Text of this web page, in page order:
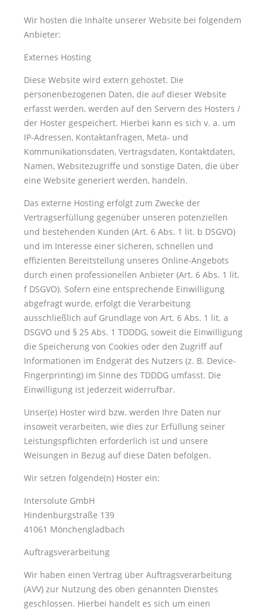
Wir hosten die Inhalte unserer Website bei folgendem
Anbieter:
Externes Hosting
Diese Website wird extern gehostet. Die
personenbezogenen Daten, die auf dieser Website
erfasst werden, werden auf den Servern des Hosters /
der Hoster gespeichert. Hierbei kann es sich v. a. um
IP-Adressen, Kontaktanfragen, Meta- und
Kommunikationsdaten, Vertragsdaten, Kontaktdaten,
Namen, Websitezugriffe und sonstige Daten, die über
eine Website generiert werden, handeln.
Das externe Hosting erfolgt zum Zwecke der
Vertragserfüllung gegenüber unseren potenziellen
und bestehenden Kunden (Art. 6 Abs. 1 lit. b DSGVO)
und im Interesse einer sicheren, schnellen und
effizienten Bereitstellung unseres Online-Angebots
durch einen professionellen Anbieter (Art. 6 Abs. 1 lit.
f DSGVO). Sofern eine entsprechende Einwilligung
abgefragt wurde, erfolgt die Verarbeitung
ausschließlich auf Grundlage von Art. 6 Abs. 1 lit. a
DSGVO und § 25 Abs. 1 TDDDG, soweit die Einwilligung
die Speicherung von Cookies oder den Zugriff auf
Informationen im Endgerät des Nutzers (z. B. Device-
Fingerprinting) im Sinne des TDDDG umfasst. Die
Einwilligung ist jederzeit widerrufbar.
Unser(e) Hoster wird bzw. werden Ihre Daten nur
insoweit verarbeiten, wie dies zur Erfüllung seiner
Leistungspflichten erforderlich ist und unsere
Weisungen in Bezug auf diese Daten befolgen.
Wir setzen folgende(n) Hoster ein:
Intersolute GmbH
Hindenburgstraße 139
41061 Mönchengladbach
Auftragsverarbeitung
Wir haben einen Vertrag über Auftragsverarbeitung
(AVV) zur Nutzung des oben genannten Dienstes
geschlossen. Hierbei handelt es sich um einen